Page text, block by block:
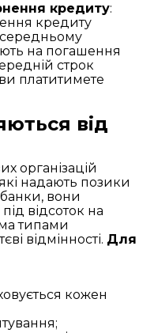
кредиту:
кредиту
середньому
на погашення
строк
платитимете
від
організацій
надають позики
банки, вони
відсоток на
типами
відмінності. Для
кожен